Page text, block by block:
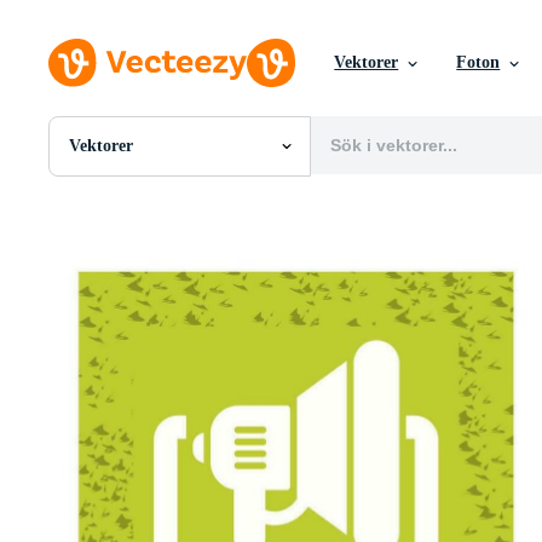
Vektorer Foton
Vektorer
Alla Bilder
SVGs
Mallar
Vektorer
Rörlig grafik
Redaktionella Bilder
Redaktionella Evenemang